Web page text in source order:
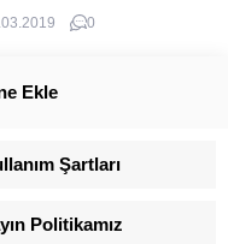
gündeme ilişkin
yapıyor.
0
Ekle
Şartları
Politikamız